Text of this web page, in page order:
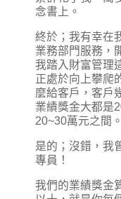
念書上。
終於；我有幸在
業務部門服務，
我踏入財富管理
正處於向上攀爬
麼給客戶，客戶
業績獎金大都是
20~30萬元之間。
是的；沒錯，我
專員！
我們的業績獎金